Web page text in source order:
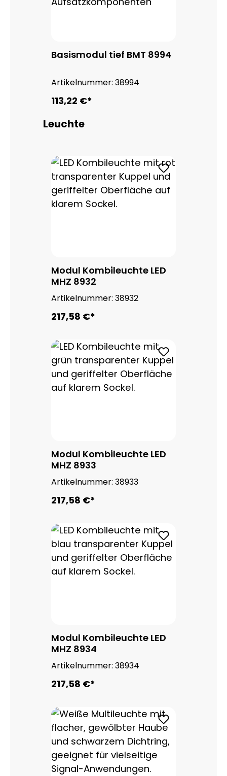
Basismodul tief BMT 8994
Artikelnummer: 38994
113,22 €*
Produktgalerie überspringen
Leuchte
Modul Kombileuchte LED
MHZ 8932
Artikelnummer: 38932
217,58 €*
Modul Kombileuchte LED
MHZ 8933
Artikelnummer: 38933
217,58 €*
Modul Kombileuchte LED
MHZ 8934
Artikelnummer: 38934
217,58 €*